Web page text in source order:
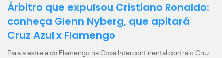
Árbitro que expulsou Cristiano Ronaldo:
conheça Glenn Nyberg, que apitará
Cruz Azul x Flamengo
Para a estreia do Flamengo na Copa Intercontinental contra o Cruz